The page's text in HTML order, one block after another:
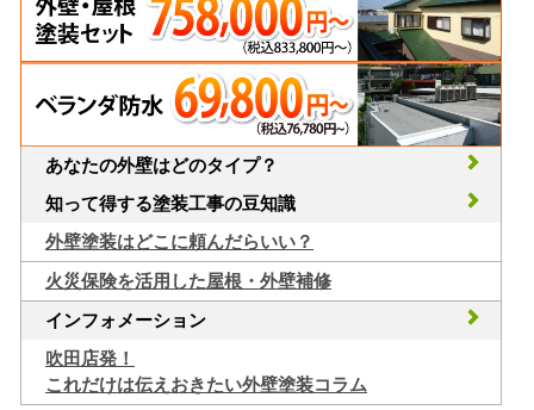
あなたの外壁はどのタイプ？
知って得する塗装工事の豆知識
外壁塗装はどこに頼んだらいい？
火災保険を活用した屋根・外壁補修
インフォメーション
吹田店発！
これだけは伝えおきたい外壁塗装コラム